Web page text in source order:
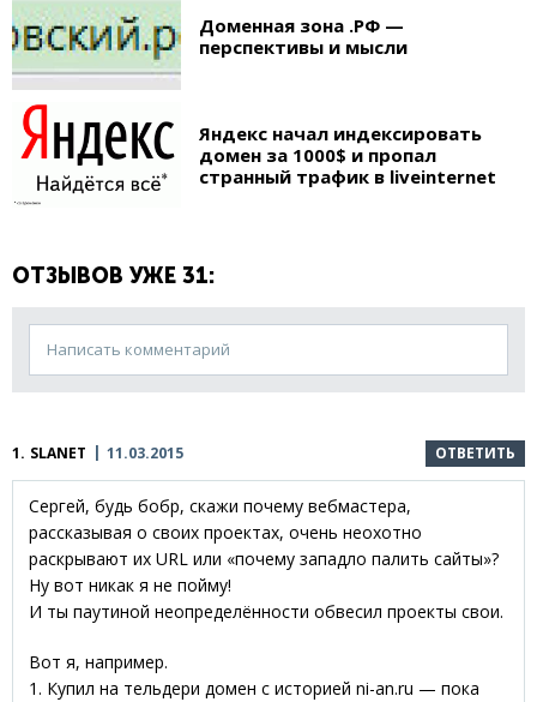
Доменная зона .РФ —
перспективы и мысли
Яндекс начал индексировать
домен за 1000$ и пропал
странный трафик в liveinternet
ОТЗЫВОВ УЖЕ 31:
Написать комментарий
1. SLANET 11.03.2015 ОТВЕТИТЬ
Сергей, будь бобр, скажи почему вебмастера,
рассказывая о своих проектах, очень неохотно
раскрывают их URL или «почему западло палить сайты»?
Ну вот никак я не пойму!
И ты паутиной неопределённости обвесил проекты свои.
Вот я, например.
1. Купил на тельдери домен с историей ni-an.ru — пока